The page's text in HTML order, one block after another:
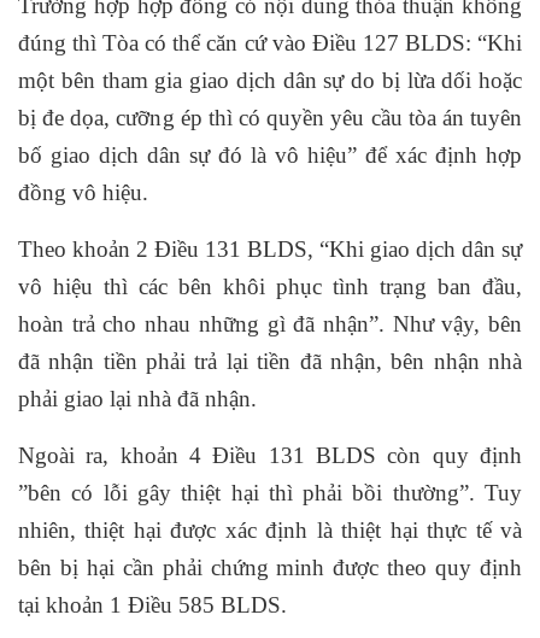
Trường hợp hợp đồng có nội dung thỏa thuận không
đúng thì Tòa có thể căn cứ vào Điều 127 BLDS: “Khi
một bên tham gia giao dịch dân sự do bị lừa dối hoặc
bị đe dọa, cưỡng ép thì có quyền yêu cầu tòa án tuyên
bố giao dịch dân sự đó là vô hiệu” để xác định hợp
đồng vô hiệu.
Theo khoản 2 Điều 131 BLDS, “Khi giao dịch dân sự
vô hiệu thì các bên khôi phục tình trạng ban đầu,
hoàn trả cho nhau những gì đã nhận”. Như vậy, bên
đã nhận tiền phải trả lại tiền đã nhận, bên nhận nhà
phải giao lại nhà đã nhận.
Ngoài ra, khoản 4 Điều 131 BLDS còn quy định
”bên có lỗi gây thiệt hại thì phải bồi thường”. Tuy
nhiên, thiệt hại được xác định là thiệt hại thực tế và
bên bị hại cần phải chứng minh được theo quy định
tại khoản 1 Điều 585 BLDS.